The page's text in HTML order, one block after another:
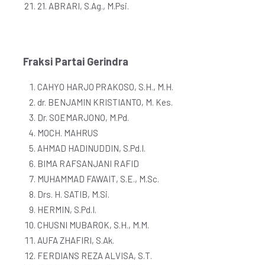
21. ABRARI, S.Ag., M.Psi.
Fraksi Partai Gerindra
CAHYO HARJO PRAKOSO, S.H., M.H.
dr. BENJAMIN KRISTIANTO, M. Kes.
Dr. SOEMARJONO, M.Pd.
MOCH. MAHRUS
AHMAD HADINUDDIN, S.Pd.I.
BIMA RAFSANJANI RAFID
MUHAMMAD FAWAIT, S.E., M.Sc.
Drs. H. SATIB, M.Si.
HERMIN, S.Pd.I.
CHUSNI MUBAROK, S.H., M.M.
AUFA ZHAFIRI, S.Ak.
FERDIANS REZA ALVISA, S.T.